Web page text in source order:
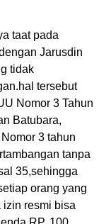
taat pada
Jarusdin
tidak
tersebut
Nomor 3 Tahun
Batubara,
3 tahun
tanpa
35,sehingga
orang yang
izin resmi bisa